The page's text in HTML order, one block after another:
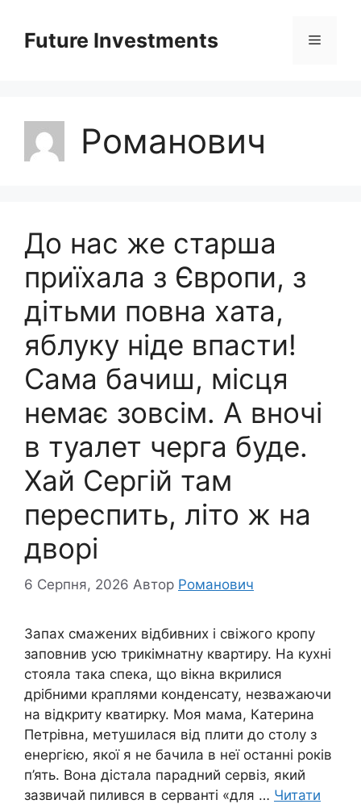
вмістуFuture Investments Меню
Романович
До нас же старша
приїхала з Європи, з
дітьми повна хата,
яблуку ніде впасти!
Сама бачиш, місця
немає зовсім. А вночі
в туалет черга буде.
Хай Сергій там
переспить, літо ж на
дворі
6 Серпня, 2026 Автор Романович
Запах смажених відбивних і свіжого кропу
заповнив усю трикімнатну квартиру. На кухні
стояла така спека, що вікна вкрилися
дрібними краплями конденсату, незважаючи
на відкриту кватирку. Моя мама, Катерина
Петрівна, метушилася від плити до столу з
енергією, якої я не бачила в неї останні років
п’ять. Вона дістала парадний сервіз, який
зазвичай пилився в серванті «для … Читати